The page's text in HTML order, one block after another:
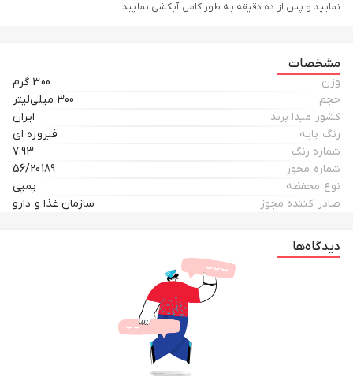
نمایید و پس از ده دقیقه به طور کامل آبکشی نمایید
مشخصات
وزن
300 گرم
حجم
300 میلی‌لیتر
کشور مبدا برند
ایران
رنگ پایه
فیروزه ای
شماره رنگ
7.93
شماره مجوز
56/20189
نوع محفظه
پمپی
صادر کننده مجوز
سازمان غذا و دارو
دیدگاه‌ها